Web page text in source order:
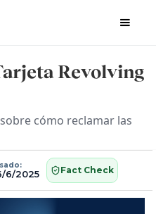
Revolving
cómo reclamar las
6/2025 Fact Check